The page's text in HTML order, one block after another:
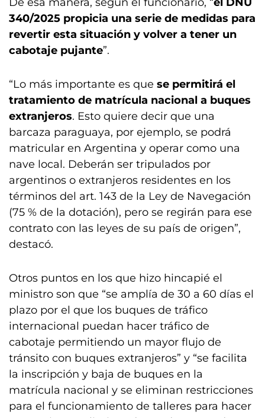
340/2025 propicia una serie de medidas para
revertir esta situación y volver a tener un
cabotaje pujante”.
“Lo más importante es que se permitirá el
tratamiento de matrícula nacional a buques
extranjeros. Esto quiere decir que una
barcaza paraguaya, por ejemplo, se podrá
matricular en Argentina y operar como una
nave local. Deberán ser tripulados por
argentinos o extranjeros residentes en los
términos del art. 143 de la Ley de Navegación
(75 % de la dotación), pero se regirán para ese
contrato con las leyes de su país de origen”,
destacó.
Otros puntos en los que hizo hincapié el
ministro son que “se amplía de 30 a 60 días el
plazo por el que los buques de tráfico
internacional puedan hacer tráfico de
cabotaje permitiendo un mayor flujo de
tránsito con buques extranjeros” y “se facilita
la inscripción y baja de buques en la
matrícula nacional y se eliminan restricciones
para el funcionamiento de talleres para hacer